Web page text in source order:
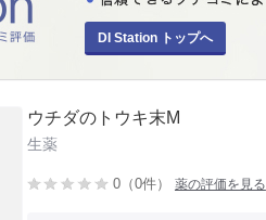
DI Station トップへ
ウチダのトウキ末M
生薬
0（0件） 薬の評価を見る